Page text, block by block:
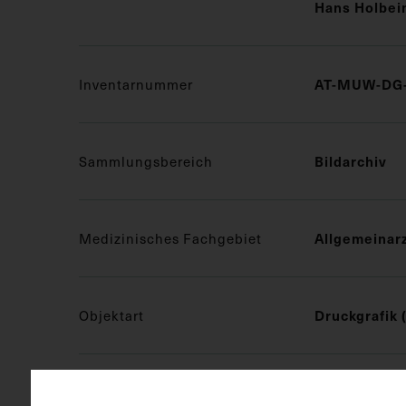
Hans
Inventarnummer AT-MUW-
Sammlungsbereich Bildarchiv
Medizinisches Fachgebiet
Objektart Druckgrafik